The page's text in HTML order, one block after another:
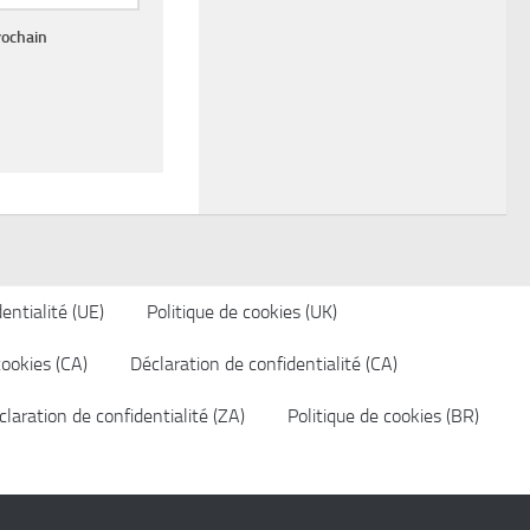
(UE) Politique de cookies (UK)
(CA) Déclaration de confidentialité (CA)
de confidentialité (ZA) Politique de cookies (BR)